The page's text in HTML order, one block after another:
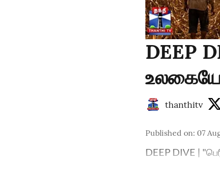
DEEP
உலகையே
thanthitv
Published on: 07
DEEP DIVE |